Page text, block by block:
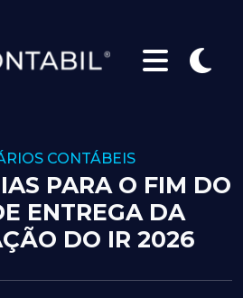
CONTÁBEIS
PARA O FIM DO
ENTREGA DA
DO IR 2026